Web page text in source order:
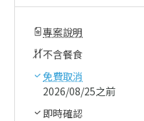
專案說明
不含餐食
免費取消
2026/08/25之前
即時確認